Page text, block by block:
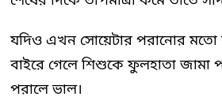
যদিও এখন সোয়েটার পরানোর
বাইরে গেলে শিশুকে ফুলহাতা জামা
পরালে ভাল।